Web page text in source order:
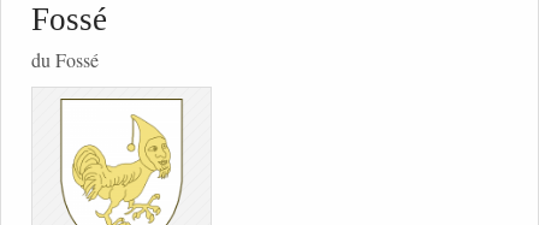
Fossé
du Fossé